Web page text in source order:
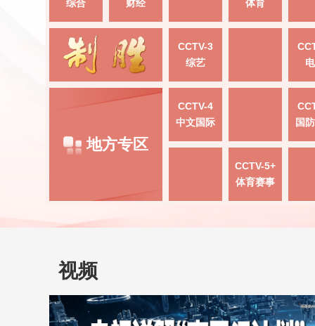
综合 财经 体育
CCTV-3
综艺
地方专区
CCTV-4
中文国际
国
CCTV-5+
体育赛事
视频